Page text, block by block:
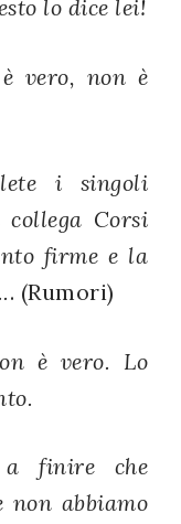
lo dice lei!
vero, non è
i singoli
Corsi
firme e la
. (Rumori)
è vero. Lo
finire che
non abbiamo